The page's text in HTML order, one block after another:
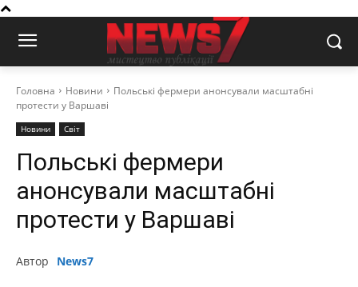
Головна Новини
Польські фермери анонсували масштабні
протести у Варшаві
Новини Світ
Польські фермери
анонсували масштабні
протести у Варшаві
Автор News7